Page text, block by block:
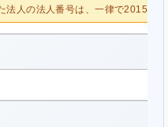
人の法人番号は、一律で2015/10/